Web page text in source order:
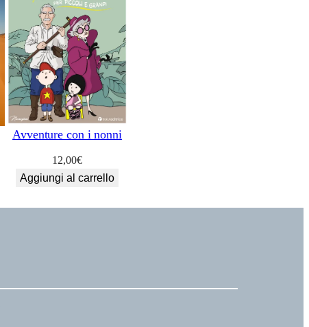
Avventure con i nonni
12,00€
Aggiungi al carrello